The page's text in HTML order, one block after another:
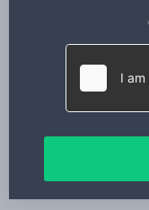
35000 Rennes
02 99 05 25 47
Contactez-